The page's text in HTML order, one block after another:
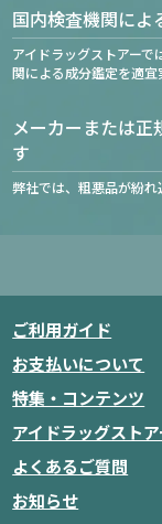
国内検査機関によ
アイドラッグストアー
関による成分鑑定を適宜
メーカーまたは正
す
弊社では、粗悪品が紛れ
ご利用ガイド
お支払いについて
特集・コンテンツ
アイドラッグスト
よくあるご質問
お知らせ